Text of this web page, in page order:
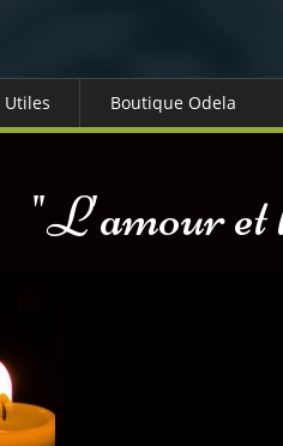
Utiles
Gouv. et Autres
Boutique Odela
"L'amour et